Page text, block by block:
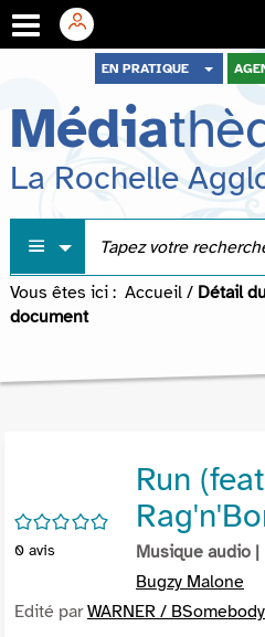
menu
contenu
recherche
EN PRATIQUE
Média
La Rochelle
Vous êtes ici : Accueil / Détail
document
/5
0 avis
Run
Musique audio |
Bugzy Malone
Edité parWARNER / BSomebody